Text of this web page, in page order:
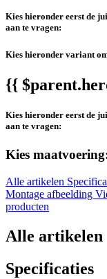
Kies hieronder eerst de
aan te vragen:
Kies hieronder variant
{{
Kies hieronder eerst de
aan te vragen:
Kies
Alle artikelen
Montage afbeelding
producten
Alle artikelen
Specificaties